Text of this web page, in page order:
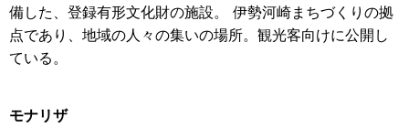
備した、登録有形文化財の施設。 伊勢河崎まちづくりの拠
点であり、地域の人々の集いの場所。観光客向けに公開し
ている。
モナリザ